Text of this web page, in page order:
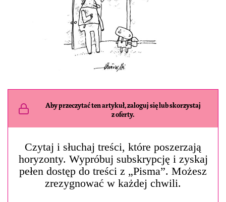
Aby przeczytać ten artykuł, zaloguj się lub skorzystaj
z oferty.
Czytaj i słuchaj treści, które poszerzają
horyzonty. Wypróbuj subskrypcję i zyskaj
pełen dostęp do treści z „Pisma”. Możesz
zrezygnować w każdej chwili.